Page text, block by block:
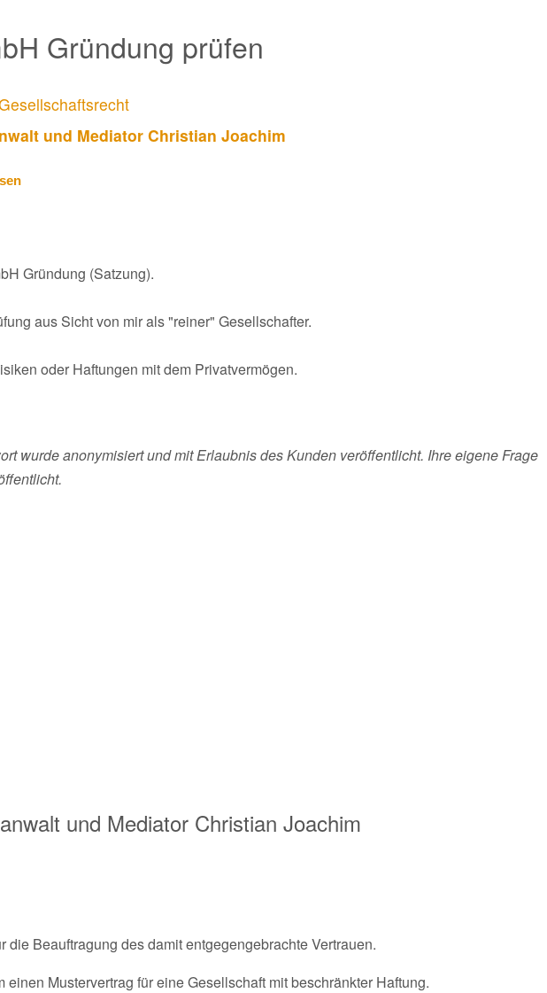
Gründung prüfen
und Mediator Christian Joachim
Gründung (Satzung).
aus Sicht von mir als "reiner" Gesellschafter.
oder Haftungen mit dem Privatvermögen.
wurde anonymisiert und mit Erlaubnis des Kunden veröffentlicht. Ihre eigene Frage
und Mediator Christian Joachim
die Beauftragung des damit entgegengebrachte Vertrauen.
Mustervertrag für eine Gesellschaft mit beschränkter Haftung.